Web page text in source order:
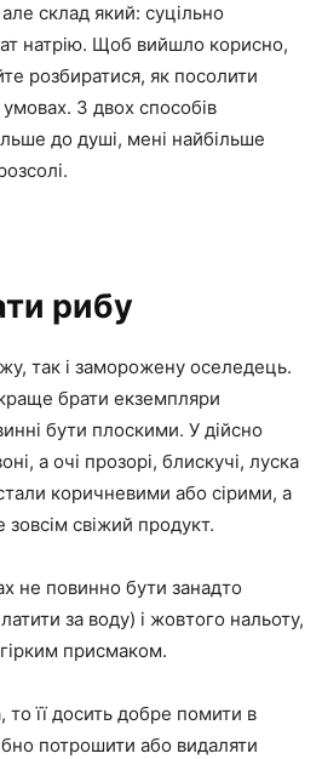
склад який: суцільно
натрію. Щоб вийшло корисно,
розбиратися, як посолити
З двох способів
до душі, мені найбільше
рибу
так і заморожену оселедець.
брати екземпляри
бути плоскими. У дійсно
а очі прозорі, блискучі, луска
коричневими або сірими, а
свіжий продукт.
не повинно бути занадто
за воду) і жовтого нальоту,
присмаком.
її досить добре помити в
потрошити або видаляти